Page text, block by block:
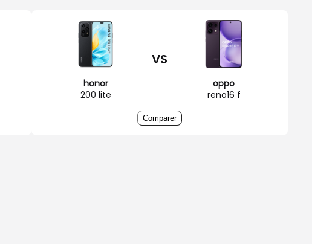
honor
200 lite
VS
oppo
reno16 f
Comparer